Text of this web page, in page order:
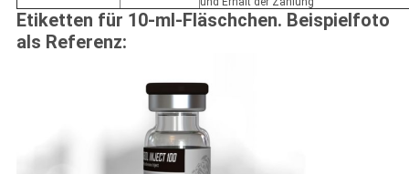
Etiketten für 10-ml-Fläschchen. Beispielfoto
als Referenz: